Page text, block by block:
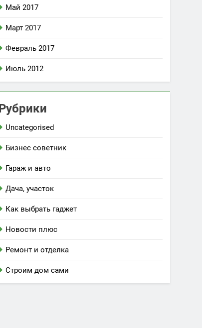
Май 2017
Март 2017
Февраль 2017
Июль 2012
Uncategorised
Бизнес советник
Гараж и авто
Дача, участок
Как выбрать гаджет
Новости плюс
Ремонт и отделка
Строим дом сами